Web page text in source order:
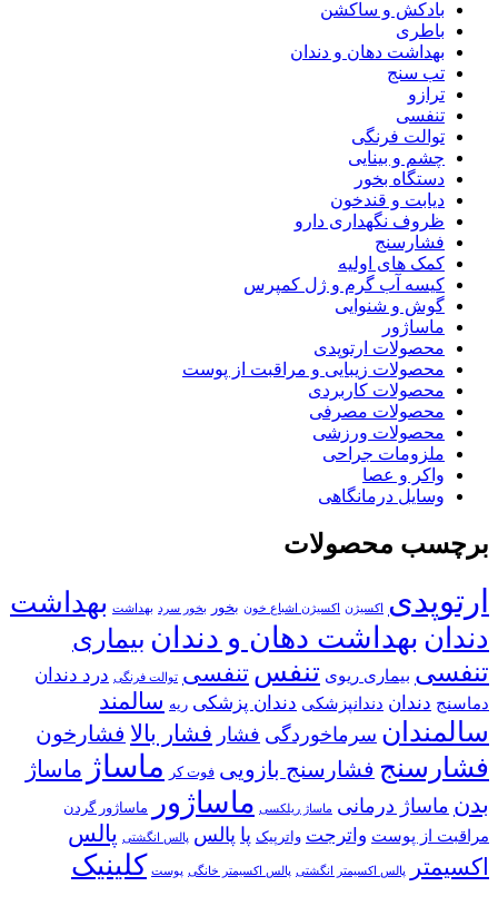
بادکش و ساکشن
باطری
بهداشت دهان و دندان
تب سنج
ترازو
تنفسی
توالت فرنگی
چشم و بینایی
دستگاه بخور
دیابت و قندخون
ظروف نگهداری دارو
فشارسنج
کمک های اولیه
کیسه آب گرم و ژل کمپرس
گوش و شنوایی
ماساژور
محصولات ارتوپدی
محصولات زیبایی و مراقبت از پوست
محصولات کاربردی
محصولات مصرفی
محصولات ورزشی
ملزومات جراحی
واکر و عصا
وسایل درمانگاهی
برچسب محصولات
ارتوپدی اکسیژن اکسیژن اشباع خون بخور بخور سرد بهداشت بهداشت
دندان بهداشت دهان و دندان بیماری
تنفسی بیماری ریوی تنفس تنفسی توالت فرنگی درد دندان
دماسنج دندان دندانپزشکی دندان پزشکی ریه سالمند
سالمندان سرماخوردگی فشار فشار بالا فشارخون
فشارسنج فشارسنج بازویی فوت کر ماساژ ماساژ
بدن ماساژ درمانی ماساژ ریلکسی ماساژور ماساژور گردن
مراقبت از پوست واترجت واترپیک پا پالس پالس انگشتی پالس
اکسیمتر
پالس اکسیمتر انگشتی پالس اکسیمتر خانگی پوست کلینیک